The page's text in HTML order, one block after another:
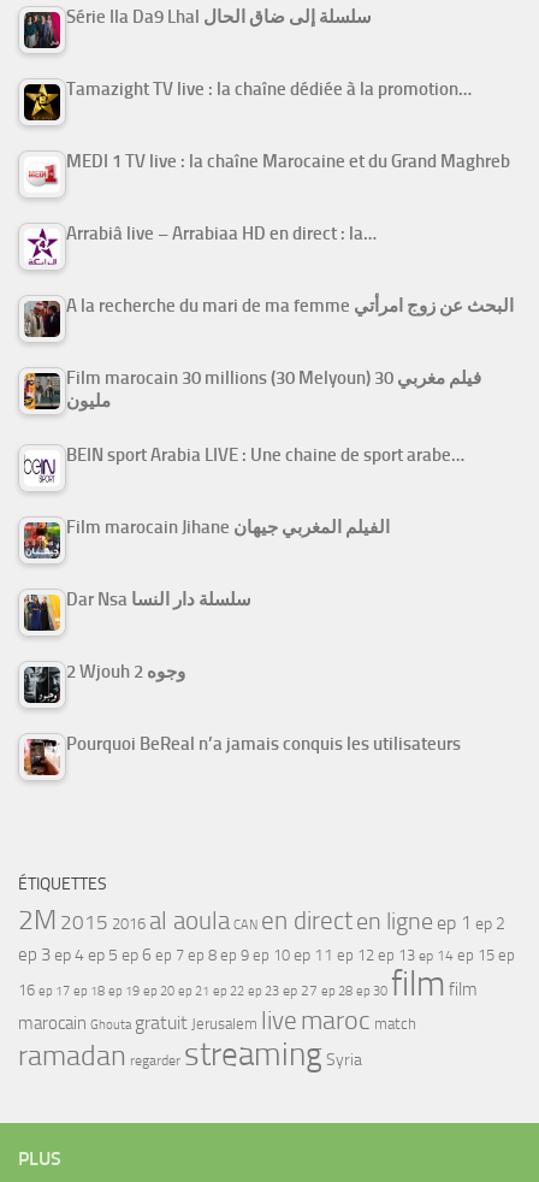
Série Ila Da9 Lhal سلسلة إلى ضاق الحال
Tamazight TV live : la chaîne dédiée à la promotion…
MEDI 1 TV live : la chaîne Marocaine et du Grand Maghreb
Arrabiâ live – Arrabiaa HD en direct : la…
A la recherche du mari de ma femme البحث عن زوج امرأتي
Film marocain 30 millions (30 Melyoun) فيلم مغربي 30
مليون
BEIN sport Arabia LIVE : Une chaine de sport arabe…
Film marocain Jihane الفيلم المغربي جيهان
Dar Nsa سلسلة دار النسا
2 Wjouh 2 وجوه
Pourquoi BeReal n’a jamais conquis les utilisateurs
ÉTIQUETTES
2M 2015 2016 al aoula CAN en directen ligne ep 1 ep 2
ep 3ep 4ep 5 ep 6 ep 7 ep 8 ep 9 ep 10 ep 11 ep 12 ep 13 ep 14 ep 15 ep
16 ep 17 ep 18 ep 19 ep 20 ep 21 ep 22 ep 23 ep 27 ep 28 ep 30 film film
marocain Ghouta gratuit Jerusalem live maroc match
ramadan regarder streamingSyria
PLUS